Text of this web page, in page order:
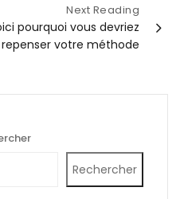
Next Reading
pourquoi vous devriez
repenser votre méthode
Rechercher